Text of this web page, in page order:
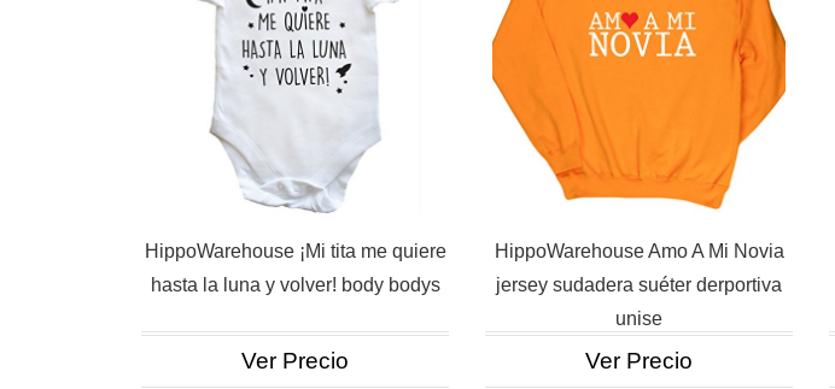
HippoWarehouse ¡Mi tita me quiere
hasta la luna y volver! body bodys
Ver Precio
HippoWarehouse Amo A Mi Novia
jersey sudadera suéter derportiva
unise
Ver Precio